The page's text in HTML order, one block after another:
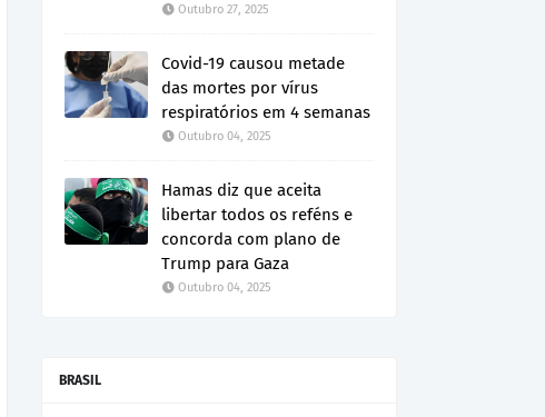
Outubro 27, 2025
Covid-19 causou metade
das mortes por vírus
respiratórios em 4 semanas
Outubro 04, 2025
Hamas diz que aceita
libertar todos os reféns e
concorda com plano de
Trump para Gaza
Outubro 04, 2025
BRASIL